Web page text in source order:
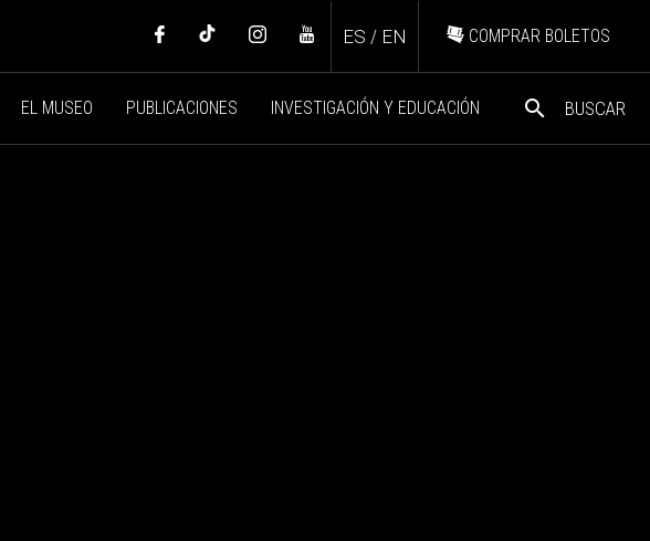
ES / EN COMPRAR BOLETOS
EL MUSEO PUBLICACIONES INVESTIGACIÓN Y EDUCACIÓN search BUSCAR